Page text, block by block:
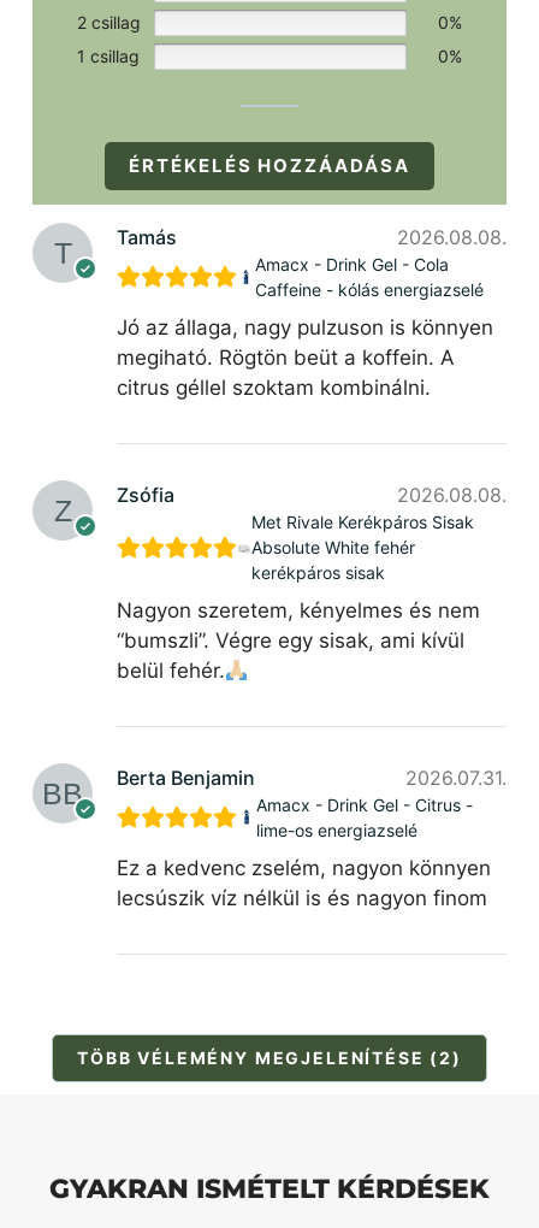
2 csillag
0%
1 csillag
0%
ÉRTÉKELÉS HOZZÁADÁSA
Tamás 2026.08.08.
Amacx - Drink Gel - Cola
Caffeine - kólás energiazselé
Jó az állaga, nagy pulzuson is könnyen
megiható. Rögtön beüt a koffein. A
citrus géllel szoktam kombinálni.
Zsófia 2026.08.08.
Met Rivale Kerékpáros Sisak
Absolute White fehér
kerékpáros sisak
Nagyon szeretem, kényelmes és nem
“bumszli”. Végre egy sisak, ami kívül
belül fehér.
Berta Benjamin 2026.07.31.
Amacx - Drink Gel - Citrus -
lime-os energiazselé
Ez a kedvenc zselém, nagyon könnyen
lecsúszik víz nélkül is és nagyon finom
TÖBB VÉLEMÉNY MEGJELENÍTÉSE (2)
GYAKRAN ISMÉTELT KÉRDÉSEK